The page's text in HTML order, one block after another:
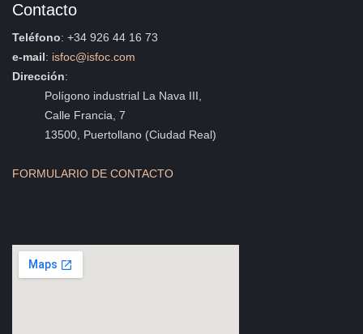
Contacto
Teléfono: +34 926 44 16 73
e-mail: isfoc@isfoc.com
Dirección:
Polígono industrial La Nava III,
Calle Francia, 7
13500, Puertollano (Ciudad Real)
FORMULARIO DE CONTACTO